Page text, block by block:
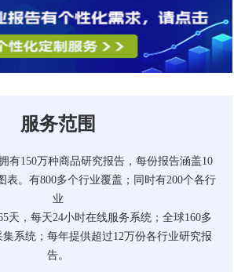
服务范围
有150万种商品研究报告，每份报告涵盖10
表。有800多个行业覆盖；同时有200个各行
业
天，每天24小时在线服务系统；全球160多
系统；每年提供超过12万份各行业研究报
告。